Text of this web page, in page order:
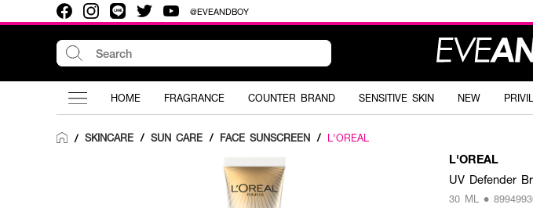
@EVEANDBOY
HOME FRAGRANCE COUNTER BRAND SENSITIVE SKIN NEW
/ SKINCARE / SUN CARE / FACE SUNSCREEN / L'OREAL
L'OREAL
UV Defender
30 ML •